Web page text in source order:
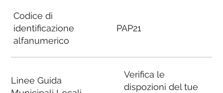
Codice di
identificazione
alfanumerico
Linee Guida
PAP21
Verifica le
dispozioni del tue